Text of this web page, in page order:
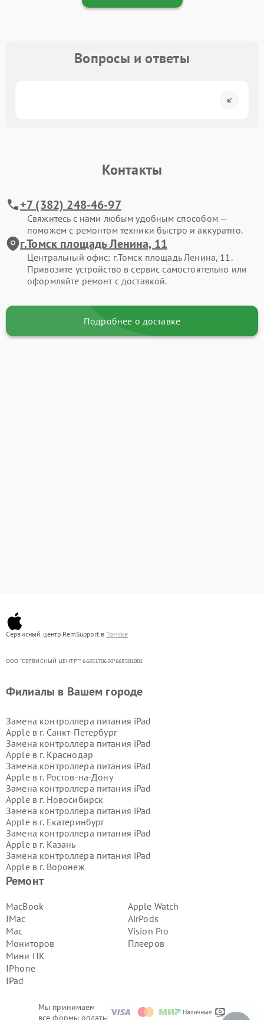
Вопросы и ответы
Контакты
+7 (382) 248-46-97
Свяжитесь с нами любым удобным способом —
поможем с ремонтом техники быстро и аккуратно.
г.Томск площадь Ленина, 11
Центральный офис: г.Томск площадь Ленина, 11.
Привозите устройство в сервис самостоятельно или
оформляйте ремонт с доставкой.
Подробнее о доставке
Сервисный центр RemSupport вТомске
ООО "СЕРВИСНЫЙ ЦЕНТР"* 6685170650*668501001
Мы принимаем
все формы оплаты
Ремонт
MacBook
IMac
Mac
Мониторов
Мини ПК
IPhone
IPad
Apple Watch
AirPods
Vision Pro
Плееров
Филиалы в Вашем городе
Замена контроллера питания iPad
Apple в г. Санкт-Петербург
Замена контроллера питания iPad
Apple в г. Краснодар
Замена контроллера питания iPad
Apple в г. Ростов-на-Дону
Замена контроллера питания iPad
Apple в г. Новосибирск
Замена контроллера питания iPad
Apple в г. Екатеринбург
Замена контроллера питания iPad
Apple в г. Казань
Замена контроллера питания iPad
Apple в г. Воронеж
Замена контроллера питания iPad
Замена контроллера питания iPad
Apple в г.
Замена контроллера питания iPad
Apple в г.
Замена контроллера питания iPad
Apple в г.
Замена контроллера питания iPad
Apple в г.
Apple в г.
Замена контроллера питания iPad